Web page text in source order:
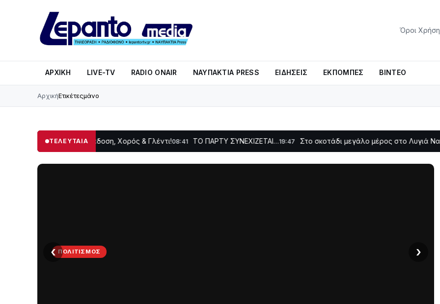
Όροι
ΑΡΧΙΚΉ LIVE-TV RADIO ONAIR ΝΑΥΠΑΚΤΊΑ PRESS ΕΙΔΉΣΕΙΣ ΕΚΠΟΜΠΈΣ ΒΊΝΤΕΟ
ΑρχικήΕτικέτεςμάνο
ΤΕΛΕΥΤΑΙΑ
Δωρίδας: Παράδοση, Χορός & Γλέντι!08:41 ΤΟ ΠΑΡΤΥ ΣΥΝΕΧΙΖΕΤΑΙ…19:47 Στο σκοτάδι μεγάλο μέρος στο Λυγιά Ναυπάκτου
ΤΟ
‹ ›